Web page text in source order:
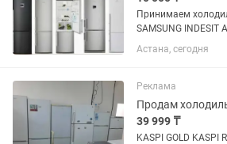
Принимаем холодильники
SAMSUNG INDESIT ARISTON BOSCH
Астана, сегодня
Реклама
39 999 ₸
KASPI GOLD KASPI RED Рассрочка на 12